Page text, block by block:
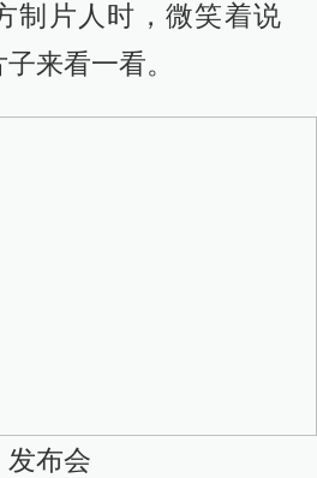
制片人时，微笑着说
来看一看。
发布会